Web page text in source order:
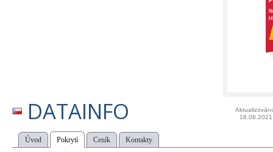
DATAINFO
18.08.2021
Úvod Pokrytí Ceník Kontakty